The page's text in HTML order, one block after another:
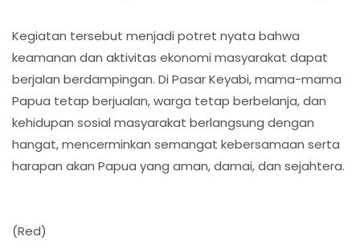
Kegiatan tersebut menjadi potret nyata bahwa
keamanan dan aktivitas ekonomi masyarakat dapat
berjalan berdampingan. Di Pasar Keyabi, mama-mama
Papua tetap berjualan, warga tetap berbelanja, dan
kehidupan sosial masyarakat berlangsung dengan
hangat, mencerminkan semangat kebersamaan serta
harapan akan Papua yang aman, damai, dan sejahtera.
(Red)